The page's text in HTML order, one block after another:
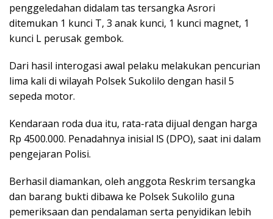
penggeledahan didalam tas tersangka Asrori
ditemukan 1 kunci T, 3 anak kunci, 1 kunci magnet, 1
kunci L perusak gembok.
Dari hasil interogasi awal pelaku melakukan pencurian
lima kali di wilayah Polsek Sukolilo dengan hasil 5
sepeda motor.
Kendaraan roda dua itu, rata-rata dijual dengan harga
Rp 4500.000. Penadahnya inisial lS (DPO), saat ini dalam
pengejaran Polisi.
Berhasil diamankan, oleh anggota Reskrim tersangka
dan barang bukti dibawa ke Polsek Sukolilo guna
pemeriksaan dan pendalaman serta penyidikan lebih